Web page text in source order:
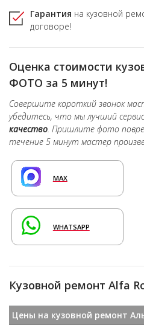
Гарантия на кузовной
договоре!
Оценка стоимости
ФОТО за 5 минут!
Совершите короткий звонок
убедитесь, что мы лучший
качество. Пришлите фото
течение 5 минут мастер
MAX
WHATSAPP
Кузовной ремонт Alfa
Цены на кузовной ремонт